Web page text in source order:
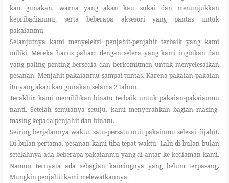
kau gunakan, warna yang akan kau sukai dan menunjukkan
kepribadianmu, serta beberapa aksesori yang pantas untuk
pakaianmu.
Selanjutnya kami menyeleksi penjahit-penjahit terbaik yang kami
miliki. Mereka harus paham dengan selera yang kami inginkan dan
yang paling penting bersedia dan berkomitmen untuk menyelesaikan
pesanan. Menjahit pakaianmu sampai tuntas. Karena pakaian-pakaian
itu yang akan kau gunakan selama 2 tahun.
Terakhir, kami memilihkan binatu terbaik untuk pakaian-pakaianmu
nanti. Setelah semuanya setuju, kami menyerahkan bagian masing-
masing kepada penjahit dan binatu.
Seiring berjalannya waktu, satu-persatu unit pakainmu selesai dijahit.
Di bulan pertama, pesanan kami tiba tepat waktu. Lalu di bulan-bulan
setelahnya ada beberapa pakaianmu yang di antar ke kediaman kami.
Namun ternyata ada sebagian kancingnya yang belum terpasang.
Mungkin penjahit kami melewatkannya.